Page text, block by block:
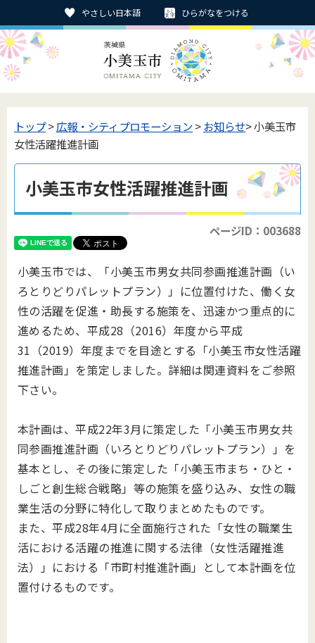
やさしい日本語 ひらがなをつける
トップ>広報・シティプロモーション>お知らせ> 小美玉市
女性活躍推進計画
小美玉市女性活躍推進計画
ページID：003688
小美玉市では、「小美玉市男女共同参画推進計画（い
ろとりどりパレットプラン）」に位置付けた、働く女
性の活躍を促進・助長する施策を、迅速かつ重点的に
進めるため、 平成28 （2016）年度から平成
31 （2019）年度までを目途とする「小美玉市女性活躍
推進計画」を策定しました。詳細は関連資料をご参照
下さい。
本計画は、平成22年3月に策定した「小美玉市男女共
同参画推進計画（いろとりどりパレットプラン）」を
基本とし、その後に策定した「小美玉市まち・ひと・
しごと創生総合戦略」等の施策を盛り込み、女性の職
業生活の分野に特化して取りまとめたものです。
また、平成28年4月に全面施行された「女性の職業生
活における活躍の推進に関する法律（女性活躍推進
法）」における「市町村推進計画」として本計画を位
置付けるものです。